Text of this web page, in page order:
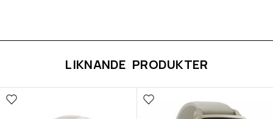
LIKNANDE PRODUKTER